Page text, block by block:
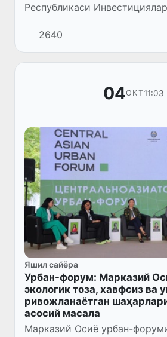
Республикаси
савдо вазири ўринбосари
бошчилигидаги делегация
пойтахти Остона шаҳрида
2640
04ОКТ11:03
Яшил сайёра
Урбан-форум: Марказий
экологик тоза, хавфсиз ва
ривожланаётган
асосий масала
Марказий Осиё урбан-